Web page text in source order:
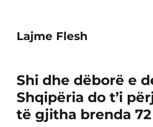
Lajme Flesh
Shi dhe dëborë e
Shqipëria do t’i
të gjitha brenda